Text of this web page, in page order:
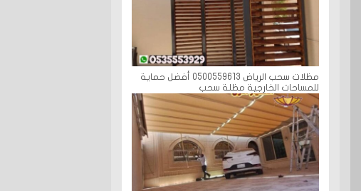
مظلات سحب الرياض 0500559613 أفضل حماية
للمساحات الخارجية مظلة سحب